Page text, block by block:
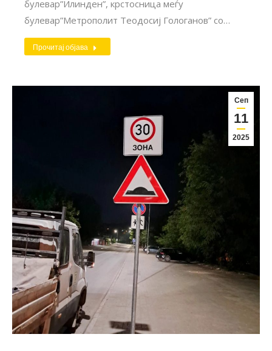
булевар”Илинден”, крстосница меѓу
булевар”Метрополит Теодосиј Гологанов” со…
Прочитај објава
Сеп
11
2025